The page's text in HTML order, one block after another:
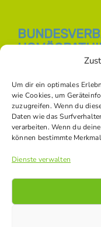
Um dir ein optimales
wie Cookies, um
zuzugreifen. Wenn du
Daten wie das
verarbeiten. Wenn du
können bestimmte
Dienste verwalten
E-Mail:
SOZIALE